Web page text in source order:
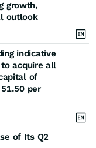
growth,
outlook
indicative
acquire all
of
per
of Its Q2